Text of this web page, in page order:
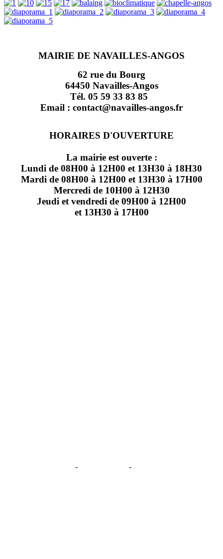
MAIRIE DE NAVAILLES-ANGOS
62 rue du Bourg
64450 Navailles-Angos
Tél. 05 59 33 83 85
Email : contact@navailles-angos.fr
HORAIRES D'OUVERTURE
La mairie est ouverte :
Lundi de 08H00 à 12H00 et 13H30 à 18H30
Mardi de 08H00 à 12H00 et 13H30 à 17H00
Mercredi de 10H00 à 12H30
Jeudi et vendredi de 09H00 à 12H00
et 13H30 à 17H00
- -